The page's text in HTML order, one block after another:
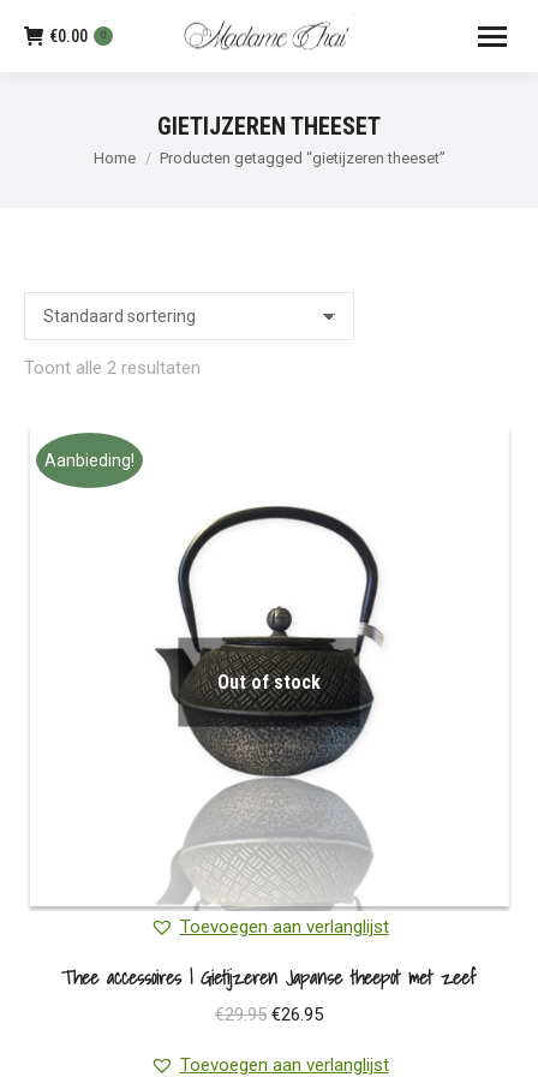
€0.00 0
GIETIJZEREN THEESET
Je bent hier:
Home Producten getagged “gietijzeren theeset”
Toont alle 2 resultaten
Aanbieding!
Out of stock
Toevoegen aan verlanglijst
Thee accessoires | Gietijzeren Japanse theepot met zeef
€29.95 Oorspronkelijke
€26.95Huidige
Toevoegen aan verlanglijst